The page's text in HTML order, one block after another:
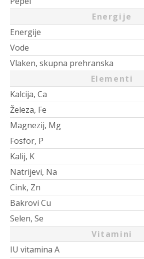
Energije
Energije
Vode
Vlaken, skupna prehranska
Elementi
Kalcija, Ca
Železa, Fe
Magnezij, Mg
Fosfor, P
Kalij, K
Natrijevi, Na
Cink, Zn
Bakrovi Cu
Selen, Se
Vitamini
IU vitamina A